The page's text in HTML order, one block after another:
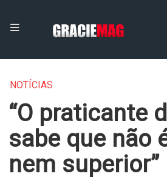
NOTÍCIAS
“O praticante
sabe que não
nem superior”